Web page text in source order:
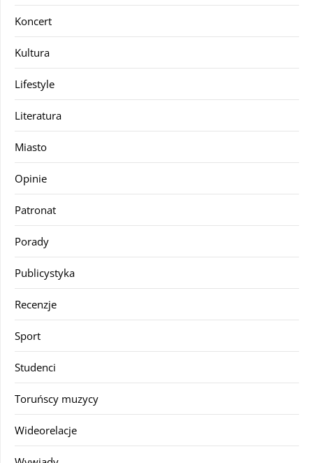
Koncert
Kultura
Lifestyle
Literatura
Miasto
Opinie
Patronat
Porady
Publicystyka
Recenzje
Sport
Studenci
Toruńscy muzycy
Wideorelacje